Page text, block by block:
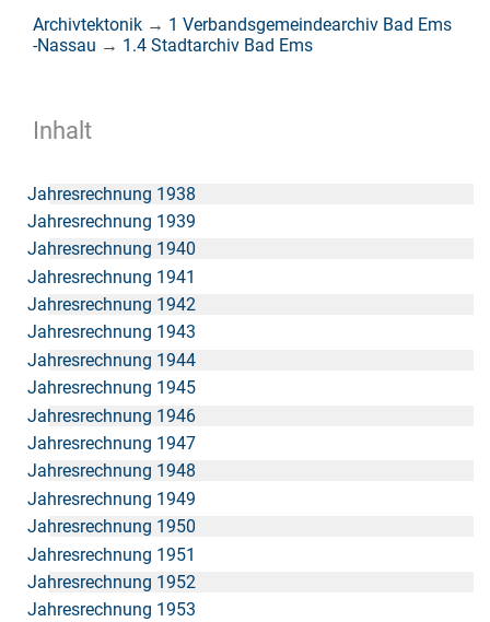
Archivtektonik → 1 Verbandsgemeindearchiv Bad Ems
-Nassau → 1.4 Stadtarchiv Bad Ems
Inhalt
Jahresrechnung 1938
Jahresrechnung 1939
Jahresrechnung 1940
Jahresrechnung 1941
Jahresrechnung 1942
Jahresrechnung 1943
Jahresrechnung 1944
Jahresrechnung 1945
Jahresrechnung 1946
Jahresrechnung 1947
Jahresrechnung 1948
Jahresrechnung 1949
Jahresrechnung 1950
Jahresrechnung 1951
Jahresrechnung 1952
Jahresrechnung 1953